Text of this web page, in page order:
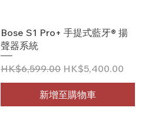
快速瀏覽
Bose S1 Pro+ 手提式藍牙® 揚
聲器系統
一般價格
HK$6,599.00 促銷價格
HK$5,400.00
新增至購物車